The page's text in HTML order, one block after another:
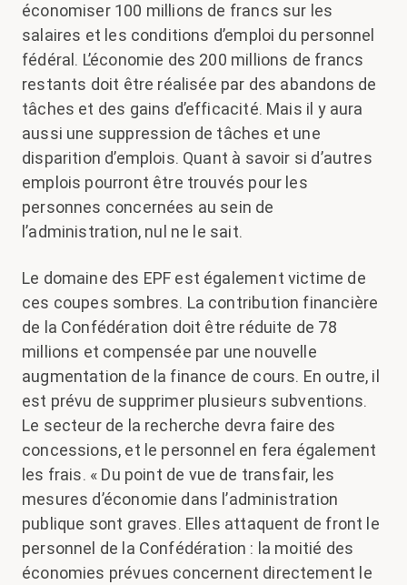
économiser 100 millions de francs sur les
salaires et les conditions d’emploi du personnel
fédéral. L’économie des 200 millions de francs
restants doit être réalisée par des abandons de
tâches et des gains d’efficacité. Mais il y aura
aussi une suppression de tâches et une
disparition d’emplois. Quant à savoir si d’autres
emplois pourront être trouvés pour les
personnes concernées au sein de
l’administration, nul ne le sait.
Le domaine des EPF est également victime de
ces coupes sombres. La contribution financière
de la Confédération doit être réduite de 78
millions et compensée par une nouvelle
augmentation de la finance de cours. En outre, il
est prévu de supprimer plusieurs subventions.
Le secteur de la recherche devra faire des
concessions, et le personnel en fera également
les frais. « Du point de vue de transfair, les
mesures d’économie dans l’administration
publique sont graves. Elles attaquent de front le
personnel de la Confédération : la moitié des
économies prévues concernent directement le